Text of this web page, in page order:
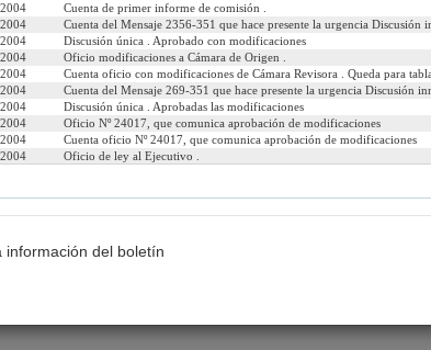
Oficios Indicaciones
Cuenta de primer informe de comisión .
Cuenta del Mensaje 2356-351 que hace presente la urgencia Discusión
Discusión única . Aprobado con modificaciones
Oficio modificaciones a Cámara de Origen .
Cuenta oficio con modificaciones de Cámara Revisora . Queda para tabla
Cuenta del Mensaje 269-351 que hace presente la urgencia Discusión
Discusión única . Aprobadas las modificaciones
Oficio Nº 24017, que comunica aprobación de modificaciones
Cuenta oficio Nº 24017, que comunica aprobación de modificaciones
Oficio de ley al Ejecutivo .
del boletín